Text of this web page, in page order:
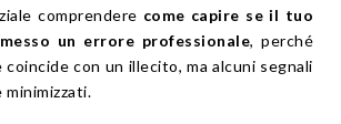
comprendere come capire se il tuo
un errore professionale, perché
con un illecito, ma alcuni segnali
minimizzati.